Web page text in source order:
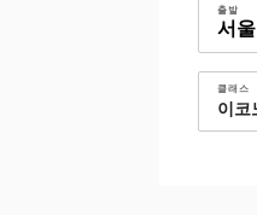
출발
서울
클래스